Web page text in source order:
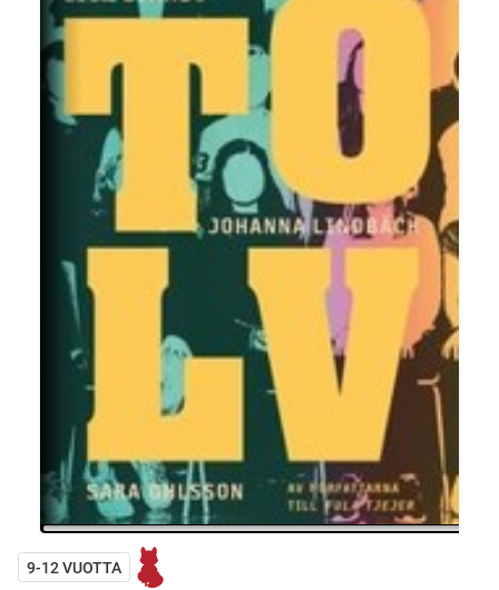
9-12 VUOTTA